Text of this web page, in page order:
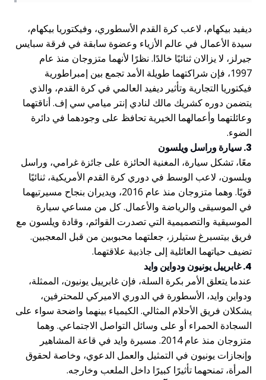
ديفيد بيكهام، لاعب كرة القدم الأسطوري، وفيكتوريا بيكهام،
سيدة الأعمال في عالم الأزياء وعضوة سابقة في فرقة سبايس
جيرلز، لا يزالان ثنائيًا خالدًا. نظرًا لأنهما متزوجان منذ عام
1997، فإن شراكتهما طويلة الأمد تجمع بين إمبراطورية
فيكتوريا التجارية وتأثير ديفيد العالمي في كرة القدم، والذي
يتضمن دوره كشريك مالك لنادي إنتر ميامي سي إف. أناقتهما
وعائلتهما وأعمالهما الخيرية تحافظ على وجودهما في دائرة
الضوء.
3. سيارة وراسل ويلسون
معًا، تشكل سيارة، المغنية الحائزة على جائزة غرامي، وراسل
ويلسون، لاعب الوسط في دوري كرة القدم الأمريكية، ثنائيًا
قويًا. وهما متزوجان منذ عام 2016، ويديران بنجاح مسيرتيهما
في الموسيقى والرياضة والأعمال. كل من مساعي سيارة
الموسيقية والتصميمية التي تصدرت القوائم، وقادة ويلسون مع
فريق بيتسبرغ ستيلرز، جعلتهما محبوبين من قبل المعجبين.
تضيف حياتهما العائلية إلى جاذبية علاقتهما.
4. غابرييل يونيون ودواين وايد
عندما يتعلق الأمر بكرة السلة، فإن غابرييل يونيون، الممثلة،
ودواين وايد، الأسطورة في الدوري الاميركي للمحترفين،
يشكلان فريق الأحلام المثالي. الكيمياء بينهما واضحة سواء على
السجادة الحمراء أو على وسائل التواصل الاجتماعي. وهما
متزوجان منذ عام 2014. مسيرة وايد في قاعة المشاهير
وإنجازات يونيون في التمثيل والعمل الدعوي، وخاصة لحقوق
المرأة، تمنحهما تأثيرًا كبيرًا داخل الملعب وخارجه.